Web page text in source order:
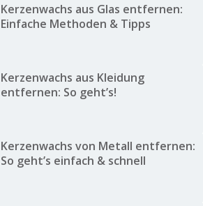
Kerzenwachs aus Glas entfernen:
Einfache Methoden & Tipps
Kerzenwachs aus Kleidung
entfernen: So geht’s!
Kerzenwachs von Metall entfernen:
So geht’s einfach & schnell